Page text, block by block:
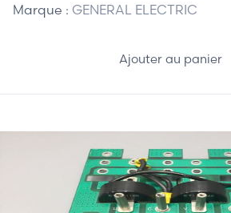
Marque : GENERAL ELECTRIC
Ajouter au panier